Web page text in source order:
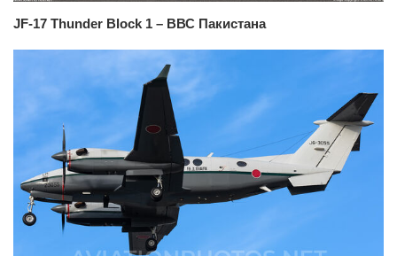
JF-17 Thunder Block 1 – ВВС Пакистана